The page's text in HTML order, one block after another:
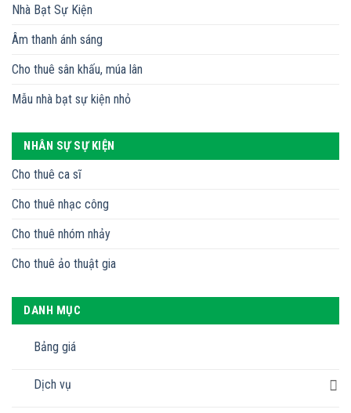
Nhà Bạt Sự Kiện
Âm thanh ánh sáng
Cho thuê sân khấu, múa lân
Mẫu nhà bạt sự kiện nhỏ
NHÂN SỰ SỰ KIỆN
Cho thuê ca sĩ
Cho thuê nhạc công
Cho thuê nhóm nhảy
Cho thuê ảo thuật gia
DANH MỤC
Bảng giá
Dịch vụ